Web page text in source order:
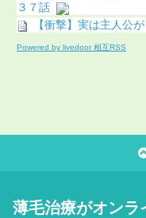
３７話
【衝撃】実は主人公
Powered by livedoor 相互RSS
薄毛治療がオンラ